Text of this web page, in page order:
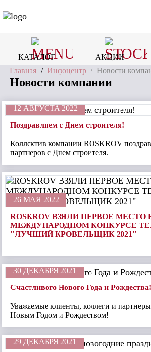
КАТАЛОГ АКЦИИ
Главная / Инфоцентр / Новости
Новости компании
12 АВГУСТА 2022
Поздравляем с Днем строителя!
Коллектив компании ROSKROV
партнеров с Днем строителя.
26 МАЯ 2022
ROSKROV ВЗЯЛИ ПЕРВОЕ МЕСТО
МЕЖДУНАРОДНОМ КОНКУРСЕ
"ЛУЧШИЙ КРОВЕЛЬЩИК 2021"
30 ДЕКАБРЯ 2021
Счастливого Нового Года и Рождества!
Уважаемые клиенты, коллеги и
Новым Годом и Рождеством!
29 ДЕКАБРЯ 2021